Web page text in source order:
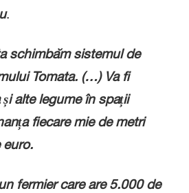
.
schimbăm sistemul de
Tomata. (…) Va fi
alte legume în spații
fiecare mie de metri
euro.
fermier care are 5.000 de